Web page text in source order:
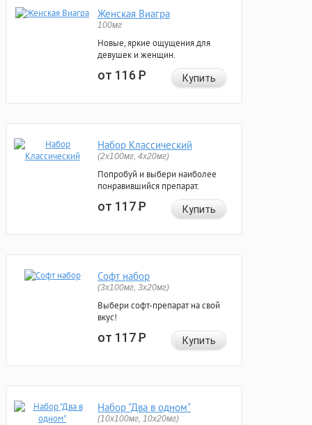
Женская Виагра
100мг
Новые, яркие ощущения для
девушек и женщин.
от 116Р Купить
Набор Классический
(2x100мг, 4x20мг)
Попробуй и выбери наиболее
понравившийся препарат.
от 117Р Купить
Софт набор
(3x100мг, 3x20мг)
Выбери софт-препарат на свой
вкус!
от 117Р Купить
Набор "Два в одном"
(10x100мг, 10x20мг)